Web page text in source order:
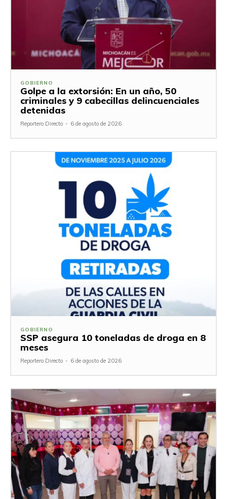
GOBIERNO
Golpe a la extorsión: En un año, 50
criminales y 9 cabecillas delincuenciales
detenidas
Reportero Directo - 6 de agosto de 2026
GOBIERNO
SSP asegura 10 toneladas de droga en 8
meses
Reportero Directo - 6 de agosto de 2026